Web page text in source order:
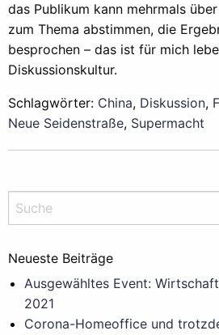
das Publikum kann mehrmals
zum Thema abstimmen, die
besprochen – das ist für mich
Diskussionskultur.
Schlagwörter: China, Diskussion,
Neue Seidenstraße, Supermacht
Neueste Beiträge
Ausgewähltes Event:
2021
Corona-Homeoffice und